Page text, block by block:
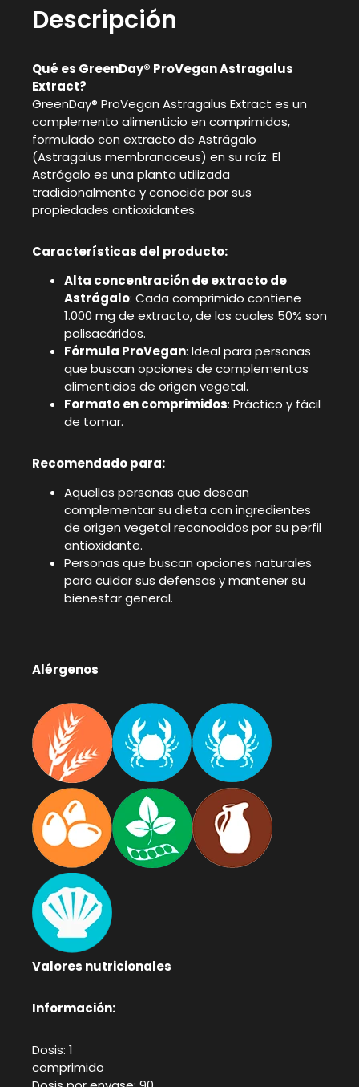
Descripción
Qué es GreenDay® ProVegan Astragalus
Extract?
GreenDay® ProVegan Astragalus Extract es un
complemento alimenticio en comprimidos,
formulado con extracto de Astrágalo
(Astragalus membranaceus) en su raíz. El
Astrágalo es una planta utilizada
tradicionalmente y conocida por sus
propiedades antioxidantes.
Características del producto:
Alta concentración de extracto de
Astrágalo: Cada comprimido contiene
1.000 mg de extracto, de los cuales 50% son
polisacáridos.
Fórmula ProVegan: Ideal para personas
que buscan opciones de complementos
alimenticios de origen vegetal.
Formato en comprimidos: Práctico y fácil
de tomar.
Recomendado para:
Aquellas personas que desean
complementar su dieta con ingredientes
de origen vegetal reconocidos por su perfil
antioxidante.
Personas que buscan opciones naturales
para cuidar sus defensas y mantener su
bienestar general.
Alérgenos
Valores nutricionales
Información:
Dosis: 1